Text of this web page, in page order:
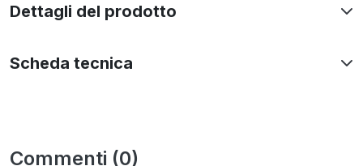
Dettagli del prodotto
Scheda tecnica
Commenti (0)